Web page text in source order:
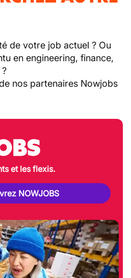
de votre job actuel ? Ou
en engineering, finance,
nos partenaires Nowjobs
et les flexis.
NOWJOBS